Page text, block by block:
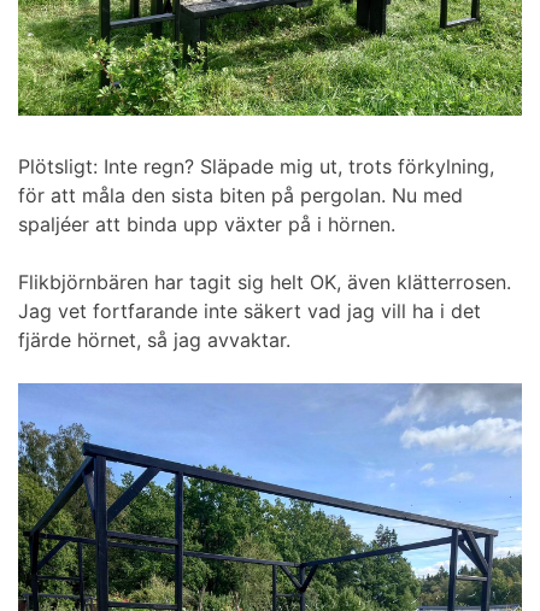
Plötsligt: Inte regn? Släpade mig ut, trots förkylning,
för att måla den sista biten på pergolan. Nu med
spaljéer att binda upp växter på i hörnen.
Flikbjörnbären har tagit sig helt OK, även klätterrosen.
Jag vet fortfarande inte säkert vad jag vill ha i det
fjärde hörnet, så jag avvaktar.